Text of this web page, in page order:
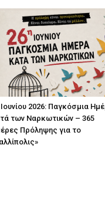
Ιουνίου 2026: Παγκόσμια
των Ναρκωτικών – 365
Πρόληψης για το